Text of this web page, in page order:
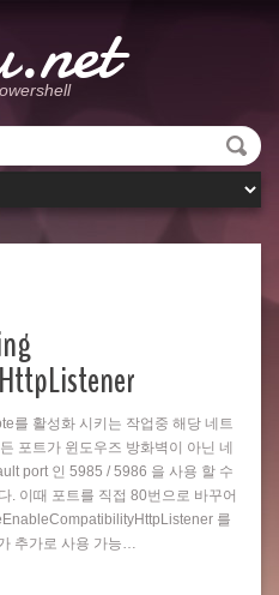
를 활성화 시키는 작업중 해당 네트
포트가 윈도우즈 방화벽이 아닌 네
port 인 5985 / 5986 을 사용 할 수
. 이때 포트를 직접 80번으로 바꾸어
를
추가로 사용 가능…